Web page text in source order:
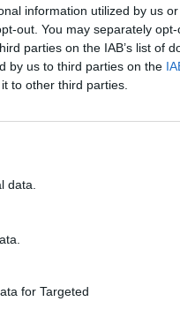
information utilized by us
out. You may separately
parties on the IAB’s list of
by us to third parties on the
to other third parties.
data.
for Targeted
και πάλι